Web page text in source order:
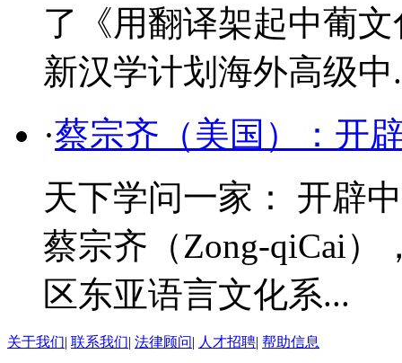
了《用翻译架起中葡
新汉学计划海外高级中
·蔡宗齐（美国）：开
天下学问一家： 开辟
蔡宗齐（Zong-qiCai）
区东亚语言文化系...
关于我们| 联系我们| 法律顾问| 人才招聘| 帮助信息